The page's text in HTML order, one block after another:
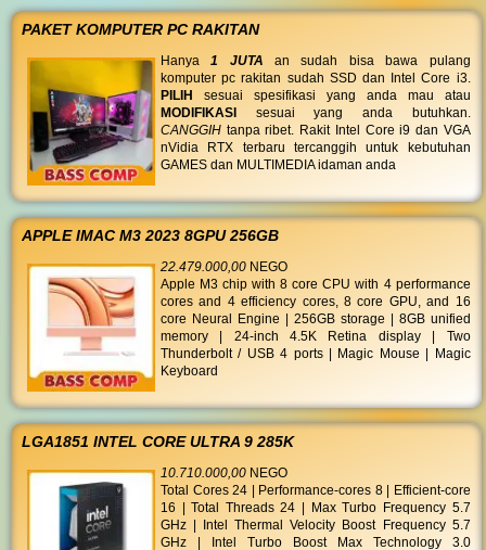
PAKET KOMPUTER PC RAKITAN
Hanya1 JUTA an sudah bisa bawa pulang
komputer pc rakitan sudah SSD dan Intel Core i3.
PILIH
sesuai spesifikasi yang anda mau atau
MODIFIKASI
sesuai yang anda butuhkan.
CANGGIH tanpa ribet. Rakit Intel Core i9 dan VGA
nVidia RTX terbaru tercanggih untuk kebutuhan
GAMES dan MULTIMEDIA idaman anda
APPLE IMAC M3 2023 8GPU 256GB
22.479.000,00 NEGO
Apple M3 chip with 8 core CPU with 4 performance
cores and 4 efficiency cores, 8 core GPU, and 16
core Neural Engine | 256GB storage | 8GB unified
memory | 24-inch 4.5K Retina display | Two
Thunderbolt / USB 4 ports | Magic Mouse | Magic
Keyboard
LGA1851 INTEL CORE ULTRA 9 285K
10.710.000,00 NEGO
Total Cores 24 | Performance-cores 8 | Efficient-core
16 | Total Threads 24 | Max Turbo Frequency 5.7
GHz | Intel Thermal Velocity Boost Frequency 5.7
GHz | Intel Turbo Boost Max Technology 3.0